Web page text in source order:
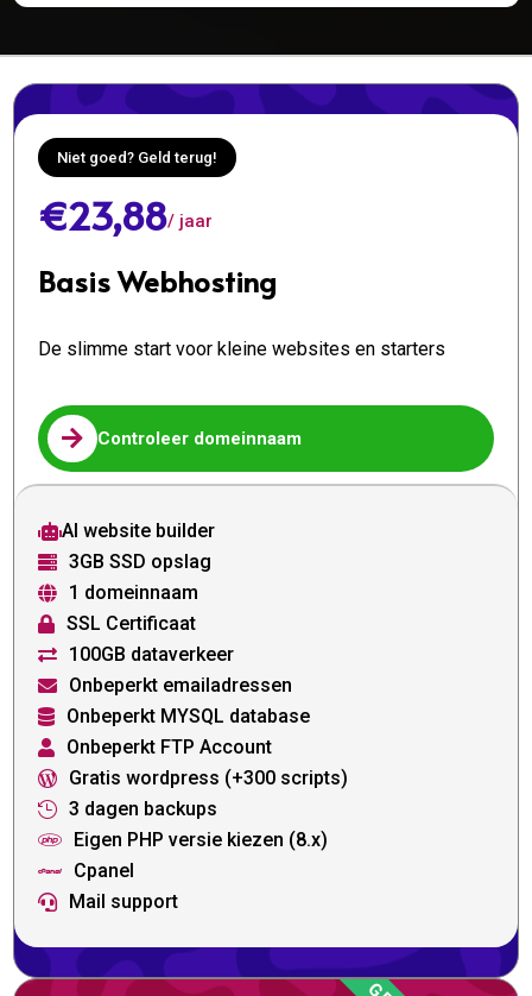
Niet goed? Geld terug!
€23,88/ jaar
Basis Webhosting
De slimme start voor kleine websites en starters
 Controleer domeinnaam
AI website builder
 3GB SSD opslag
 1 domeinnaam
 SSL Certificaat
 100GB dataverkeer
 Onbeperkt emailadressen
 Onbeperkt MYSQL database
 Onbeperkt FTP Account
 Gratis wordpress (+300 scripts)
 3 dagen backups
 Eigen PHP versie kiezen (8.x)
 Cpanel
 Mail support